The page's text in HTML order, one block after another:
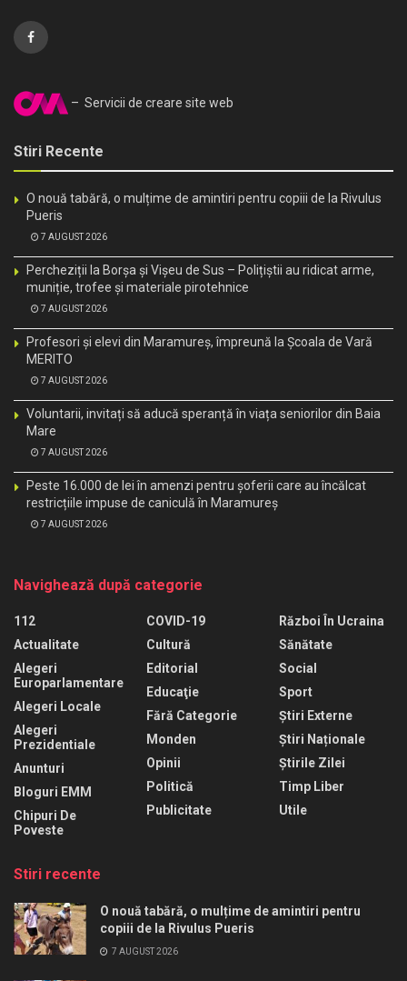
– Servicii de creare site web
Stiri Recente
O nouă tabără, o mulțime de amintiri pentru copiii de la Rivulus
Pueris
7 AUGUST 2026
Percheziții la Borșa și Vișeu de Sus – Polițiștii au ridicat arme,
muniție, trofee și materiale pirotehnice
7 AUGUST 2026
Profesori și elevi din Maramureș, împreună la Școala de Vară
MERITO
7 AUGUST 2026
Voluntarii, invitați să aducă speranță în viața seniorilor din Baia
Mare
7 AUGUST 2026
Peste 16.000 de lei în amenzi pentru șoferii care au încălcat
restricțiile impuse de caniculă în Maramureș
7 AUGUST 2026
Navighează după categorie
112
Actualitate
Alegeri
Europarlamentare
Alegeri Locale
Alegeri
Prezidentiale
Anunturi
Bloguri EMM
Chipuri De
Poveste
COVID-19
Cultură
Editorial
Educaţie
Fără Categorie
Monden
Opinii
Politică
Publicitate
Război În Ucraina
Sănătate
Social
Sport
Știri Externe
Știri Naționale
Știrile Zilei
Timp Liber
Utile
Stiri recente
O nouă tabără, o mulțime de amintiri pentru
copiii de la Rivulus Pueris
7 AUGUST 2026